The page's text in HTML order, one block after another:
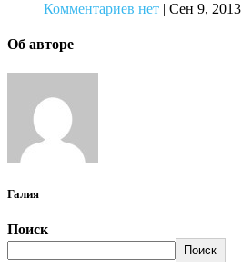
Комментариев нет | Сен 9, 2013
Об авторе
Галия
Поиск
Поиск